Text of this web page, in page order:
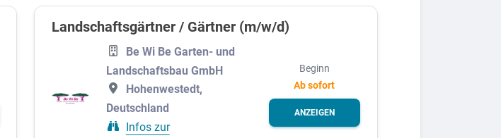
Landschaftsgärtner / Gärtner (m/w/d)
Be Wi Be Garten- und
Landschaftsbau GmbH
Hohenwestedt,
Deutschland
Infos zur
Beginn
Ab sofort
ANZEIGEN